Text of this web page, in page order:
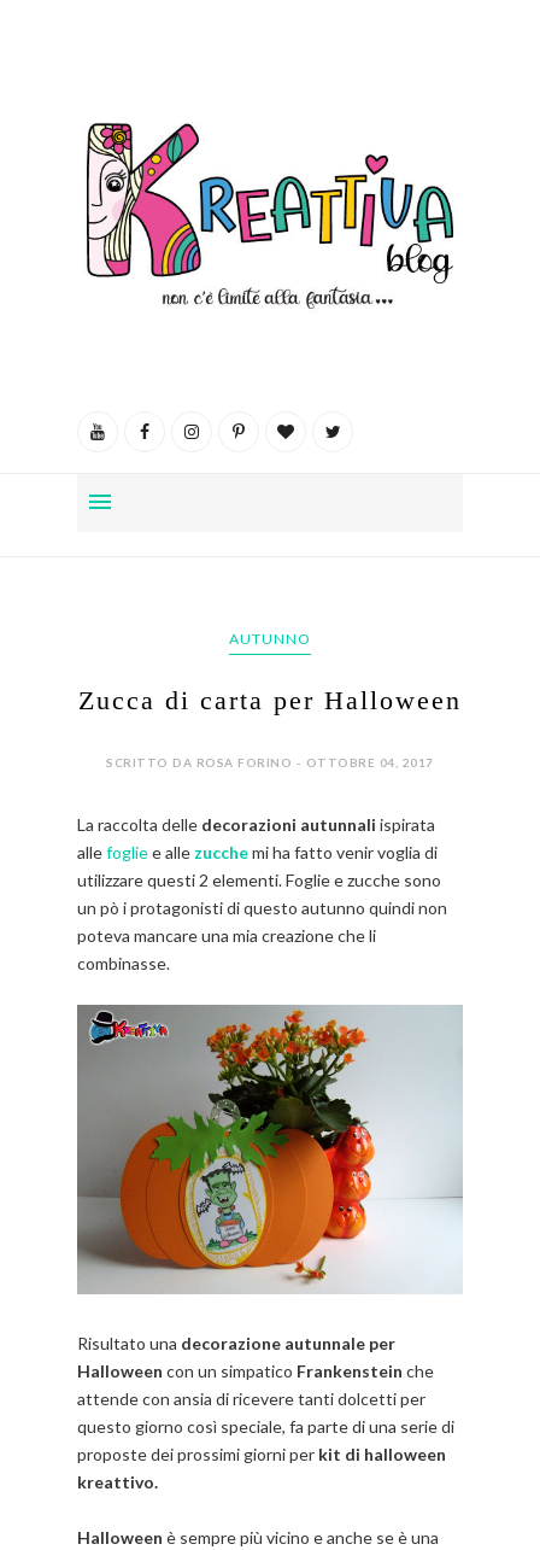
AUTUNNO
Zucca di carta per Halloween
SCRITTO DA ROSA FORINO - OTTOBRE 04, 2017
La raccolta delle decorazioni autunnali ispirata
allefogliee alle zucchemi ha fatto venir voglia di
utilizzare questi 2 elementi. Foglie e zucche sono
un pò i protagonisti di questo autunno quindi non
poteva mancare una mia creazione che li
combinasse.
Risultato una decorazione autunnale per
Halloween con un simpatico Frankenstein che
attende con ansia di ricevere tanti dolcetti per
questo giorno così speciale, fa parte di una serie di
proposte dei prossimi giorni per kit di halloween
kreattivo.
Halloween è sempre più vicino e anche se è una